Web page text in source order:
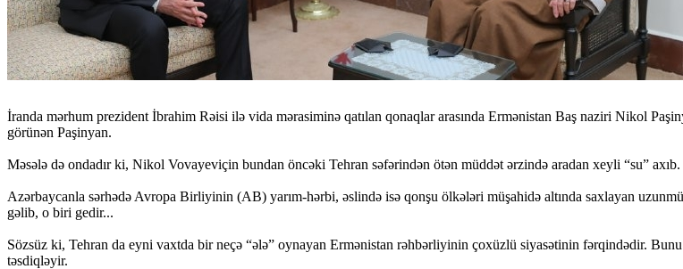
İranda mərhum prezident İbrahim Rəisi ilə vida mərasiminə qatılan qonaqlar arasında Ermənistan Baş naziri Nikol
görünən Paşinyan.
Məsələ də ondadır ki, Nikol Vovayeviçin bundan öncəki Tehran səfərindən ötən müddət ərzində aradan xeyli “su”
Azərbaycanla sərhədə Avropa Birliyinin (AB) yarım-hərbi, əslində isə qonşu ölkələri müşahidə altında saxlayan
gəlib, o biri gedir...
Sözsüz ki, Tehran da eyni vaxtda bir neçə “ələ” oynayan Ermənistan rəhbərliyinin çoxüzlü siyasətinin fərqindədir.
təsdiqləyir.